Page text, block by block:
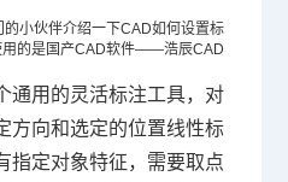
的小伙伴介绍一下CAD如何设置标
的是国产CAD软件——浩辰CAD
通用的灵活标注工具，对
方向和选定的位置线性标
指定对象特征，需要取点